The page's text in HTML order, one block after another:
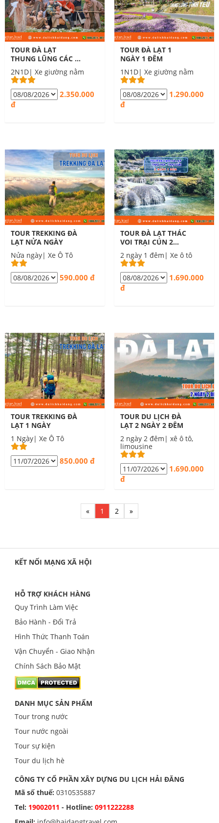
TOUR ĐÀ LẠT
THUNG LŨNG CÁC VỊ
THẦN 2 NGÀY 1 ĐÊM
2N1D| Xe giường nằm
2.350.000
đ
TOUR ĐÀ LẠT 1
NGÀY 1 ĐÊM
1N1D| Xe giường nằm
1.290.000
đ
TOUR TREKKING ĐÀ
LẠT NỬA NGÀY
Nửa ngày| Xe Ô Tô
590.000 đ
TOUR ĐÀ LẠT THÁC
VOI TRẠI CÚN 2
NGÀY 1 ĐÊM
2 ngày 1 đêm| Xe ô tô
1.690.000
đ
TOUR TREKKING ĐÀ
LẠT 1 NGÀY
1 Ngày| Xe Ô Tô
850.000 đ
TOUR DU LỊCH ĐÀ
LẠT 2 NGÀY 2 ĐÊM
2 ngày 2 đêm| xê ô tô,
limousine
1.690.000
đ
« 1 2 »
KẾT NỐI MẠNG XÃ HỘI
HỖ TRỢ KHÁCH HÀNG
Quy Trình Làm Việc
Bảo Hành - Đổi Trả
Hình Thức Thanh Toán
Vận Chuyển - Giao Nhận
Chính Sách Bảo Mật
DANH MỤC SẢN PHẨM
Tour trong nước
Tour nước ngoài
Tour sự kiện
Tour du lịch hè
CÔNG TY CỔ PHẦN XÂY DỰNG DU LỊCH HẢI ĐĂNG
Mã số thuế: 0310535887
Tel: 19002011 - Hotline: 0911222288